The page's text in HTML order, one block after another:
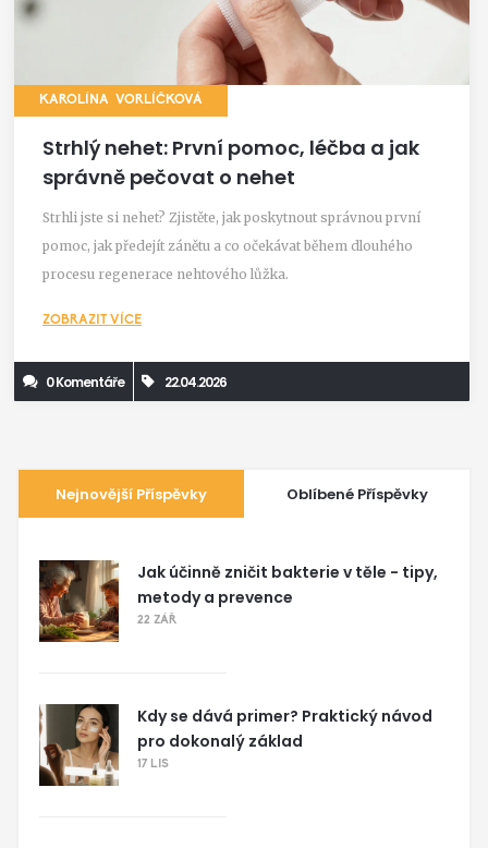
KAROLÍNA VORLÍČKOVÁ
Strhlý nehet: První pomoc, léčba a jak
správně pečovat o nehet
Strhli jste si nehet? Zjistěte, jak poskytnout správnou první
pomoc, jak předejít zánětu a co očekávat během dlouhého
procesu regenerace nehtového lůžka.
ZOBRAZIT VÍCE
0 Komentáře 22.04.2026
Nejnovější Příspěvky Oblíbené Příspěvky
Jak účinně zničit bakterie v těle - tipy,
metody a prevence
22 ZÁŘ
Kdy se dává primer? Praktický návod
pro dokonalý základ
17 LIS